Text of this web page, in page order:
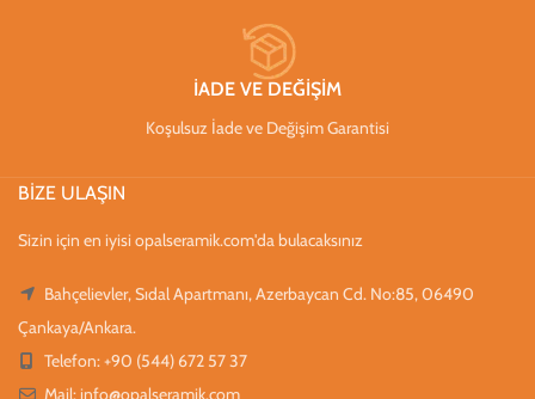
İADE VE DEĞİŞİM
Koşulsuz İade ve Değişim Garantisi
BİZE ULAŞIN
Sizin için en iyisi opalseramik.com'da bulacaksınız
Bahçelievler, Sıdal Apartmanı, Azerbaycan Cd. No:85, 06490
Çankaya/Ankara.
Telefon: +90 (544) 672 57 37
Mail: info@opalseramik.com